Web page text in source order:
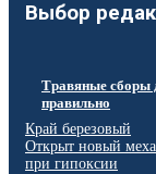
Выбор
Травяные сборы
правильно
Край березовый
Открыт новый
при гипоксии